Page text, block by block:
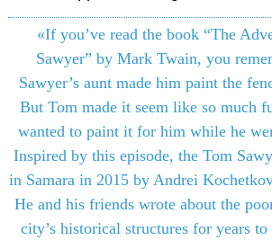
«If you’ve read the book “The
Sawyer” by Mark Twain, you
Sawyer’s aunt made him paint the
But Tom made it seem like so much
wanted to paint it for him while he
Inspired by this episode, the Tom
in Samara in 2015 by Andrei
He and his friends wrote about the
city’s historical structures for years